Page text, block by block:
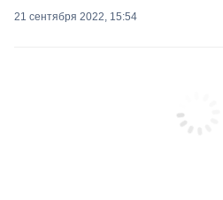
21 сентября 2022, 15:54